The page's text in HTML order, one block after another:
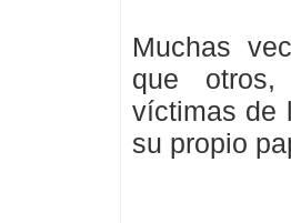
Muchas
que otros,
víctimas de
su propio